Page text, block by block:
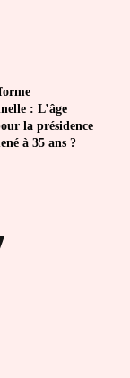
: L’âge
la présidence
à 35 ans ?